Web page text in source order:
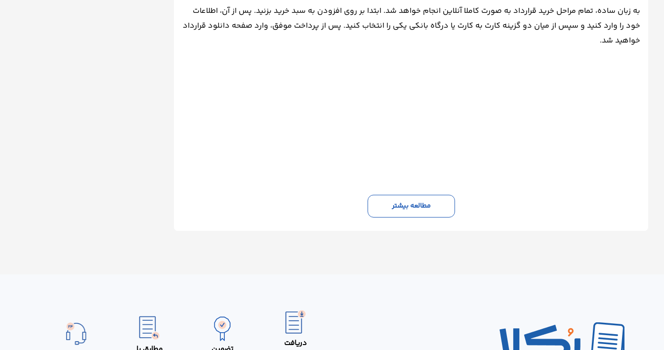
به زبان ساده، تمام مراحل خرید قرارداد به صورت کاملا آنلاین انجام خواهد شد. ابتدا بر روی افزودن به سبد خرید بزنید. پس از آن، اطلاعات
خود را وارد کنید و سپس از میان دو گزینه کارت به کارت یا درگاه بانکی یکی را انتخاب کنید. پس از پرداخت موفق، وارد صفحه دانلود قرارداد
خواهید شد.
مطالعه بیشتر
دریافت